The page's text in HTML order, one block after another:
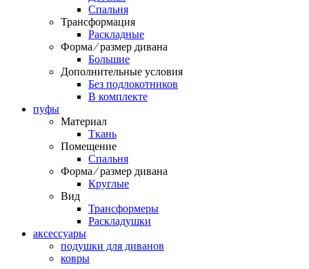
Спальня
Трансформация
Раскладные
Форма ⁄ размер дивана
Большие
Дополнительные условия
Без подлокотников
В комплекте
пуфы
Материал
Ткань
Помещение
Спальня
Форма ⁄ размер дивана
Круглые
Вид
Трансформеры
Раскладушки
аксессуары
подушки для диванов
ковры